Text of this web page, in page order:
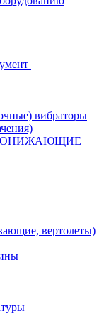
вибраторы
вертолеты)